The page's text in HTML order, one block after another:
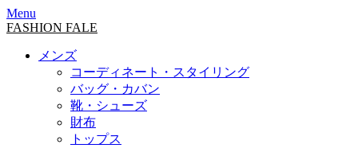
Menu
FASHION FALE
メンズ
コーディネート・スタイリング
バッグ・カバン
靴・シューズ
財布
トップス